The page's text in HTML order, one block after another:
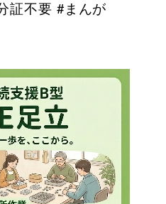
証不要 #まんが